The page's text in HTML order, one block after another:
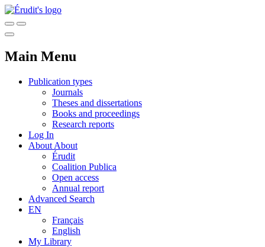
Main Menu
Publication types
Journals
Theses and dissertations
Books and proceedings
Research reports
Log In
About About
Érudit
Coalition Publica
Open access
Annual report
Advanced Search
EN
Français
English
My Library